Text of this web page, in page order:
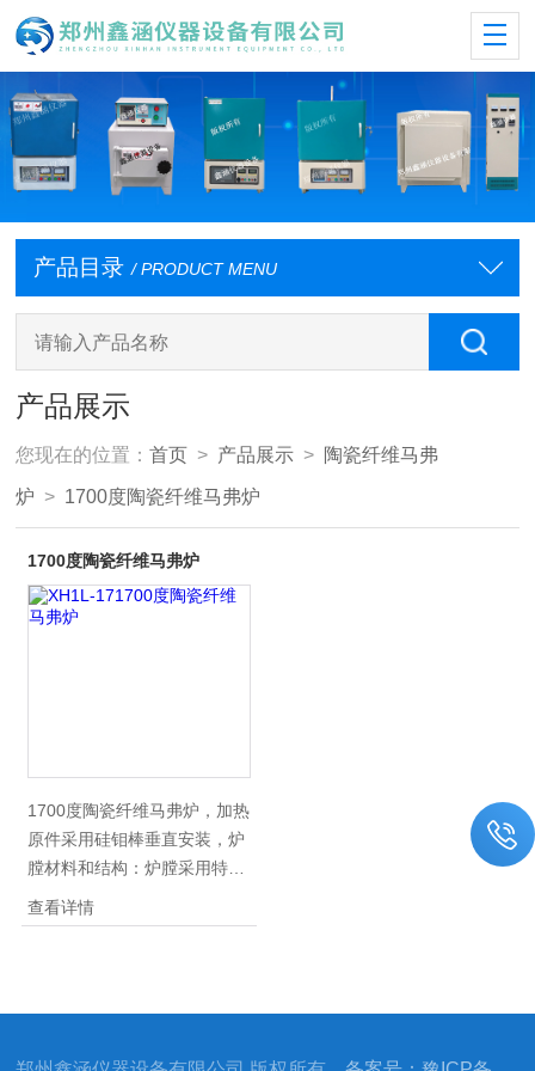
产品目录 / PRODUCT MENU
产品展示
您现在的位置：首页 > 产品展示 > 陶瓷纤维马弗
炉 > 1700度陶瓷纤维马弗炉
1700度陶瓷纤维马弗炉
1700度陶瓷纤维马弗炉，加热
原件采用硅钼棒垂直安装，炉
膛材料和结构：炉膛采用特种
陶瓷纤维材料和复合纤维材
料，可长期使用不塌陷。具有
系数小。
查看详情